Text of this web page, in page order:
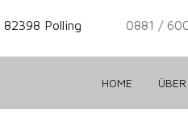
Polling 0881 /
HOME